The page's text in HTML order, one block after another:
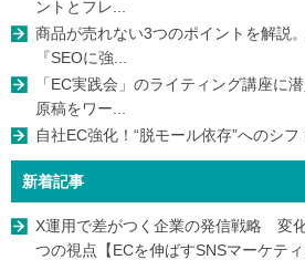
ントとフレ...
商品が売れない3つのポイントを解説
『SEOに強...
「EC実践会」のライティング講座に
原稿をワー...
自社EC強化！“脱モール依存”へのシ
新着記事
X運用で差がつく企業の発信戦略 変
つの視点【ECを伸ばすSNSマーケティ